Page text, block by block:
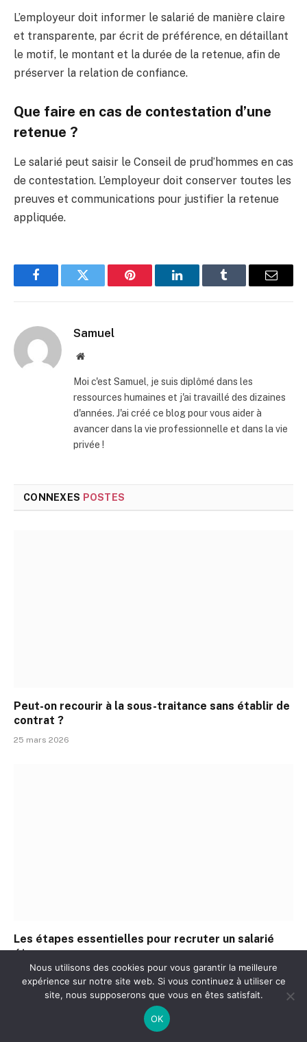
L’employeur doit informer le salarié de manière claire
et transparente, par écrit de préférence, en détaillant
le motif, le montant et la durée de la retenue, afin de
préserver la relation de confiance.
Que faire en cas de contestation d’une
retenue ?
Le salarié peut saisir le Conseil de prud’hommes en cas
de contestation. L’employeur doit conserver toutes les
preuves et communications pour justifier la retenue
appliquée.
FacebookTwitter Pinterest LinkedInTumblr
E-
Samuel
Site
Moi c'est Samuel, je suis diplômé dans les
ressources humaines et j'ai travaillé des dizaines
d'années. J'ai créé ce blog pour vous aider à
avancer dans la vie professionnelle et dans la vie
privée !
CONNEXES POSTES
Peut-on recourir à la sous-traitance sans établir de
contrat ?
25 mars 2026
Les étapes essentielles pour recruter un salarié
étranger
25 mars 2026
Nous utilisons des cookies pour vous garantir la meilleure
expérience sur notre site web. Si vous continuez à utiliser ce
site, nous supposerons que vous en êtes satisfait.
OK